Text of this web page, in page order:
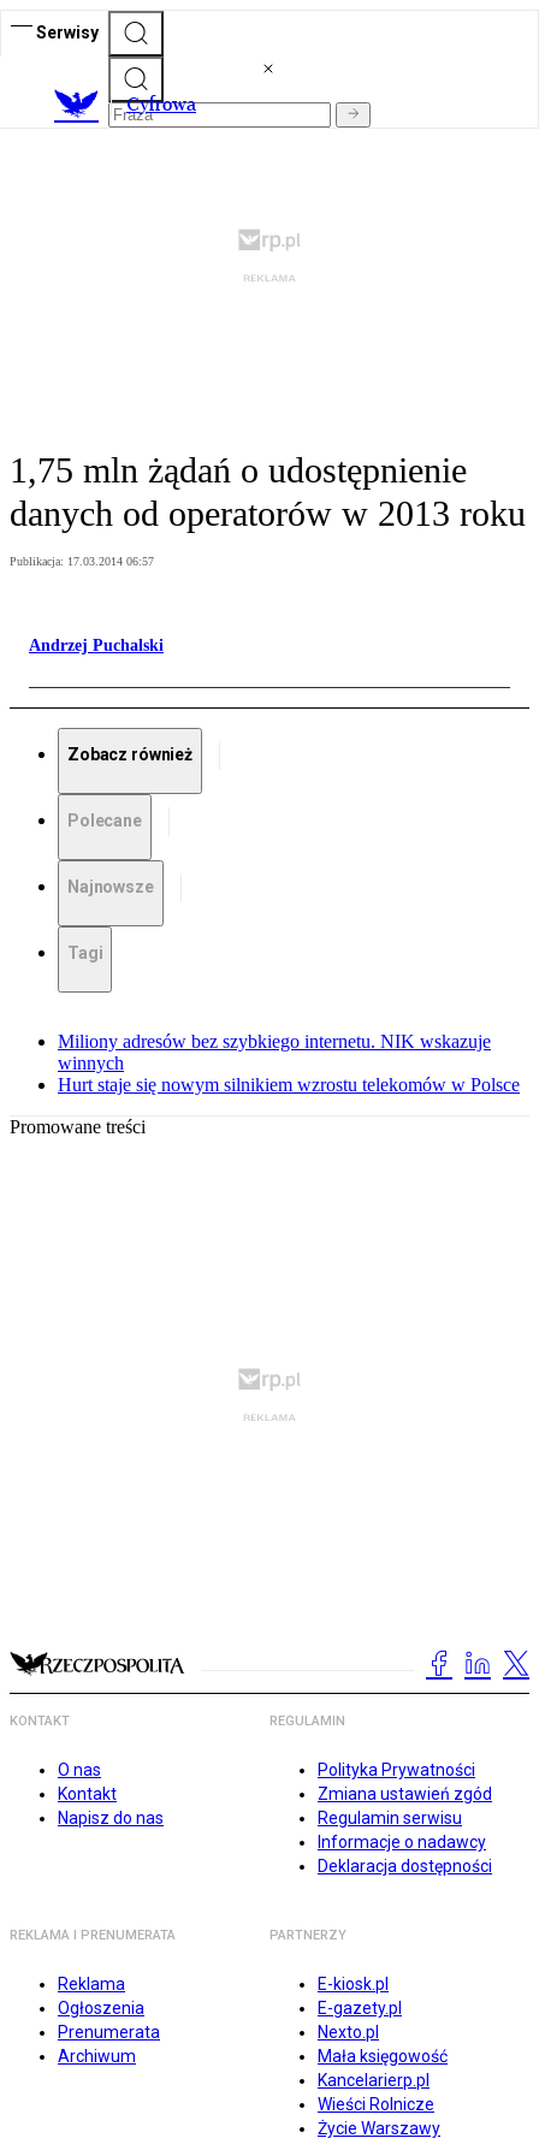
Serwisy
Cyfrowa
1,75 mln żądań o udostępnienie
danych od operatorów w 2013 roku
Publikacja: 17.03.2014 06:57
Andrzej Puchalski
Zobacz również
Polecane
Najnowsze
Tagi
Miliony adresów bez szybkiego internetu. NIK wskazuje
winnych
Hurt staje się nowym silnikiem wzrostu telekomów w Polsce
Promowane treści
KONTAKT
O nas
Kontakt
Napisz do nas
REGULAMIN
Polityka Prywatności
Zmiana ustawień zgód
Regulamin serwisu
Informacje o nadawcy
Deklaracja dostępności
REKLAMA I PRENUMERATA
Reklama
Ogłoszenia
Prenumerata
Archiwum
PARTNERZY
E-kiosk.pl
E-gazety.pl
Nexto.pl
Mała księgowość
Kancelarierp.pl
Wieści Rolnicze
Życie Warszawy